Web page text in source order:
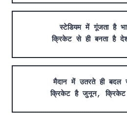
स्टेडियम में गूंजता है
क्रिकेट से ही बनता है
मैदान में उतरते ही बदल
क्रिकेट है जुनून,